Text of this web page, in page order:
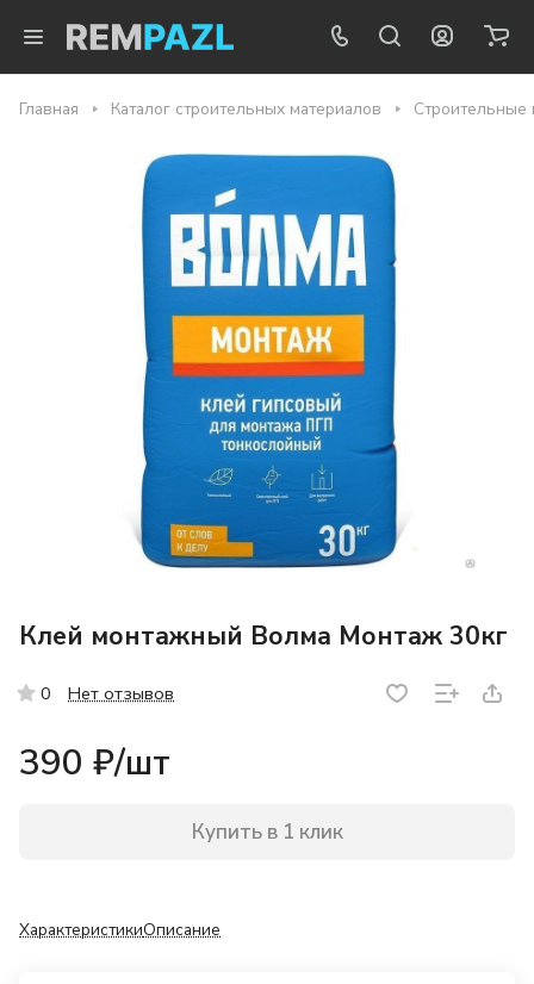
Главная Каталог строительных материалов Строительные
Клей монтажный Волма Монтаж 30кг
0 Нет отзывов
390 ₽/шт
Купить в 1 клик
ХарактеристикиОписание